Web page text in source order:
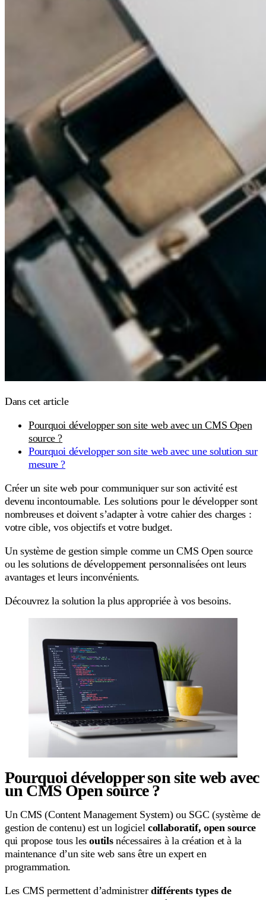
Dans cet article
Pourquoi développer son site web avec un CMS Open
source ?
Pourquoi développer son site web avec une solution sur
mesure ?
Créer un site web pour communiquer sur son activité est
devenu incontournable. Les solutions pour le développer sont
nombreuses et doivent s’adapter à votre cahier des charges :
votre cible, vos objectifs et votre budget.
Un système de gestion simple comme un CMS Open source
ou les solutions de développement personnalisées ont leurs
avantages et leurs inconvénients.
Découvrez la solution la plus appropriée à vos besoins.
Pourquoi développer son site web avec
un CMS Open source ?
Un CMS (Content Management System) ou SGC (système de
gestion de contenu) est un logicielcollaboratif, open source
qui propose tous lesoutils nécessaires à la création et à la
maintenance d’un site web sans être un expert en
programmation.
Les CMS permettent d’administrerdifférents types de